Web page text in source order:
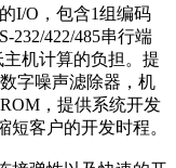
I/O，包含1组编码
232/422/485串行端
机计算的负担。提
字噪声滤除器，机
，提供系统开发
客户的开发时程。